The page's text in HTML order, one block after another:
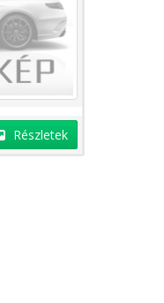
Részletek